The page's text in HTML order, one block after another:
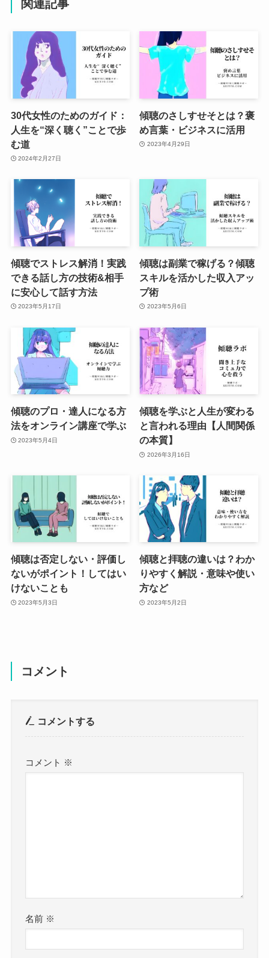
関連記事
30代女性のためのガイド：
人生を“深く聴く”ことで歩
む道
2024年2月27日
傾聴のさしすせそとは？褒
め言葉・ビジネスに活用
2023年4月29日
傾聴でストレス解消！実践
できる話し方の技術&相手
に安心して話す方法
2023年5月17日
傾聴は副業で稼げる？傾聴
スキルを活かした収入アッ
プ術
2023年5月6日
傾聴のプロ・達人になる方
法をオンライン講座で学ぶ
2023年5月4日
傾聴を学ぶと人生が変わる
と言われる理由【人間関係
の本質】
2026年3月16日
傾聴は否定しない・評価し
ないがポイント！してはい
けないことも
2023年5月3日
傾聴と拝聴の違いは？わか
りやすく解説・意味や使い
方など
2023年5月2日
コメント
コメントする
コメント ※
名前 ※